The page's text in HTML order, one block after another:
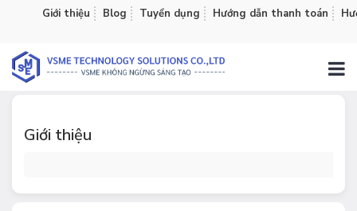
Giới thiệu Blog Tuyển dụng Hướng dẫn thanh toán
Giới thiệu